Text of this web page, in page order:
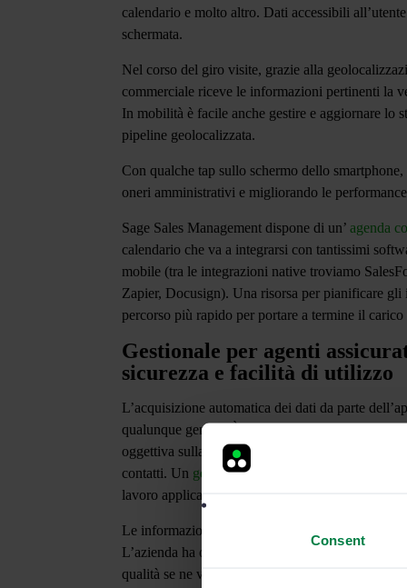
Consent
calendario e molto altro. Dati accessibili
schermata.
Nel corso del giro visite, grazie alla
commerciale riceve le informazioni pertinenti la
In mobilità è facile anche gestire e aggiornare lo
pipeline geolocalizzata.
Con qualche tap sullo schermo dello
oneri amministrativi e migliorando le
Sage Sales Management dispone di un’agenda
calendario che va a integrarsi con tantissimi
mobile (tra le integrazioni native troviamo
Zapier, Docusign). Una risorsa per pianificare gli
percorso più rapido per portare a termine il
Gestionale per agenti
sicurezza e facilità di utilizzo
L’acquisizione automatica dei dati da parte
qualunque genere. È anche una piattaforma in
oggettiva sulla produttività del team di vendita,
contatti. Un gestionale per intermediari assicurativi
lavoro applicati e intervenire laddove vengono
Le informazioni conferite al sistema Sage Sales
L’azienda ha ottenuto la
qualità se ne va ad aggiungere un’altra